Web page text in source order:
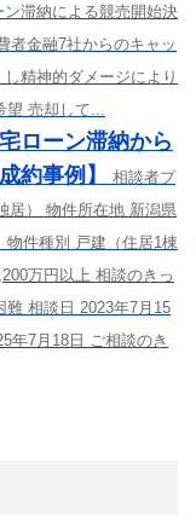
滞納による競売開始決
者金融7社からのキャッ
精神的ダメージにより
望 売却して...
ローン滞納から
約事例】
相談者プ
居） 物件所在地 新潟県
物件種別 戸建（住居1棟
万円以上 相談のきっ
相談日 2023年7月15
年7月18日 ご相談のき